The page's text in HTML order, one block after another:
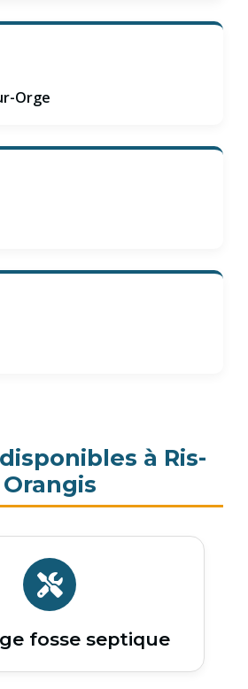
Orge
à Ris-
Orangis
fosse septique